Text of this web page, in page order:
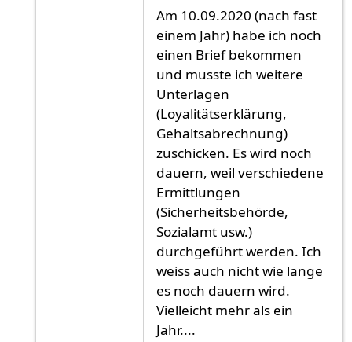
von Gast (nicht überprüft)
Am 10.09.2020 (nach fast
einem Jahr) habe ich noch
einen Brief bekommen
und musste ich weitere
Unterlagen
(Loyalitätserklärung,
Gehaltsabrechnung)
zuschicken. Es wird noch
dauern, weil verschiedene
Ermittlungen
(Sicherheitsbehörde,
Sozialamt usw.)
durchgeführt werden. Ich
weiss auch nicht wie lange
es noch dauern wird.
Vielleicht mehr als ein
Jahr....